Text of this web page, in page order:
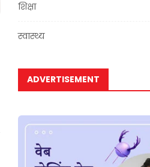
शिक्षा
स्वास्थ्य
ADVERTISEMENT